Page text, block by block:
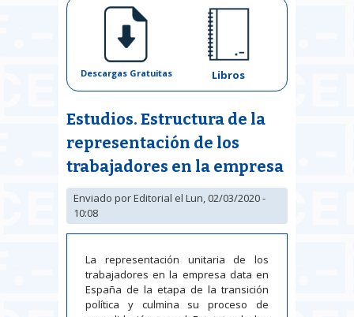
Descargas Gratuitas Libros
Estudios. Estructura de la
representación de los
trabajadores en la empresa
Enviado porEditorial el Lun, 02/03/2020 -
10:08
La representación unitaria de los
trabajadores en la empresa data en
España de la etapa de la transición
política y culmina su proceso de